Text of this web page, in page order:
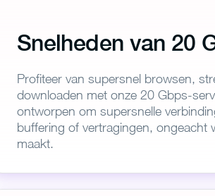
Snelheden van 20
Profiteer van supersnel browsen,
downloaden met onze 20 Gbps-
ontworpen om supersnelle
buffering of vertragingen, ongeacht
maakt.